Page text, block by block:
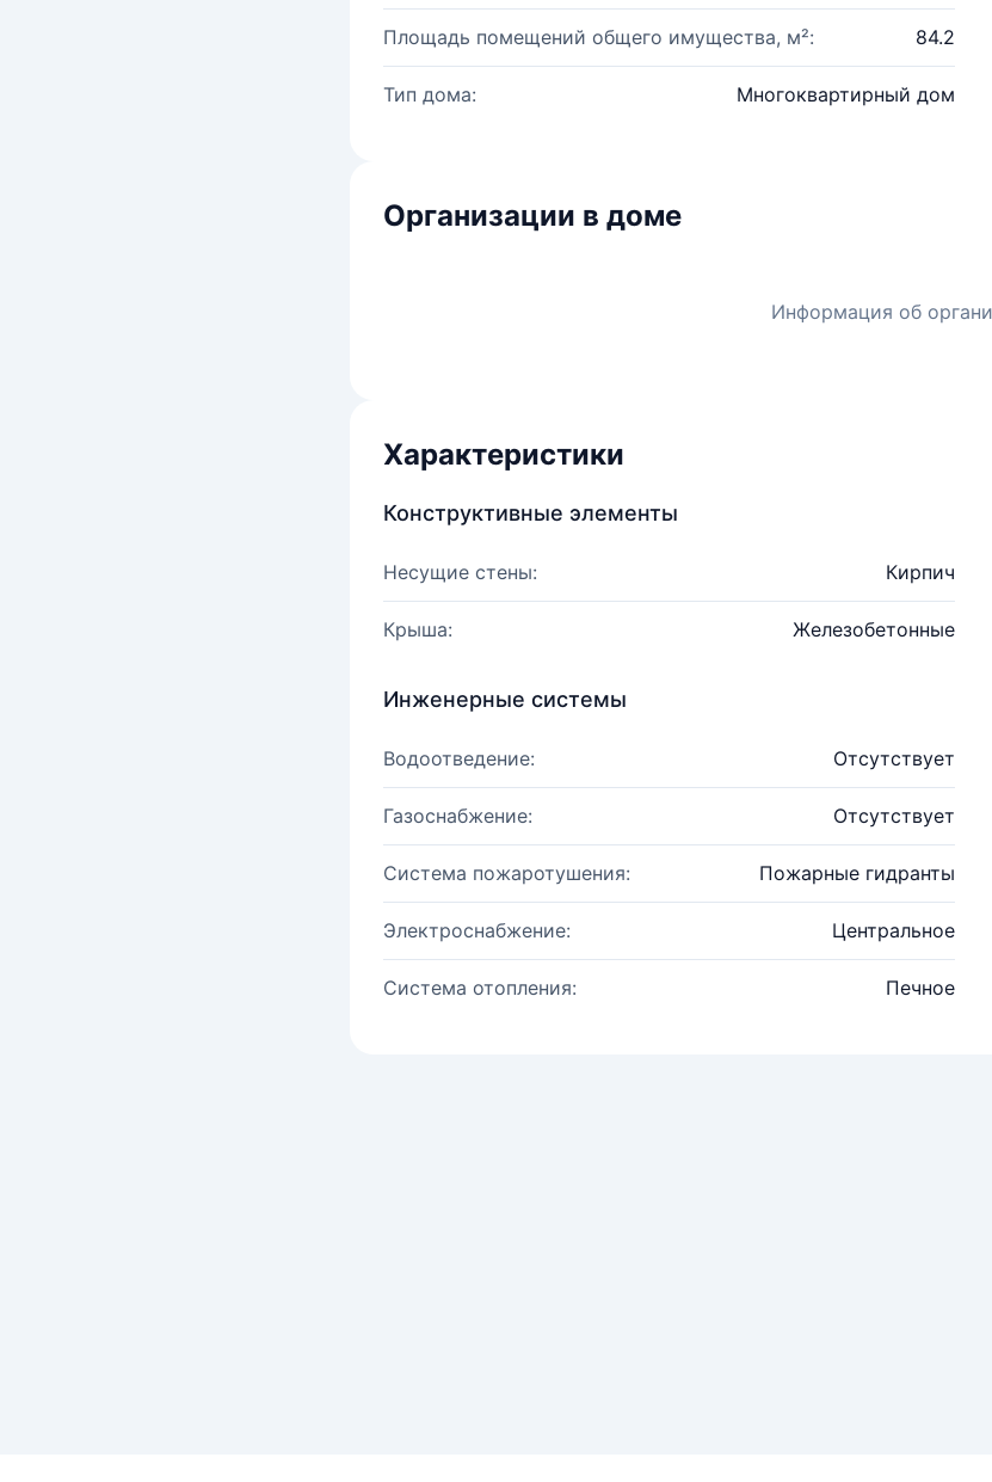
Площадь помещений общего имущества, м²: 84.2
Тип дома: Многоквартирный дом
Организации в доме
Информация об
Характеристики
Конструктивные элементы
Несущие стены: Кирпич
Крыша: Железобетонные
Инженерные системы
Водоотведение: Отсутствует
Газоснабжение: Отсутствует
Система пожаротушения: Пожарные гидранты
Электроснабжение: Центральное
Система отопления: Печное